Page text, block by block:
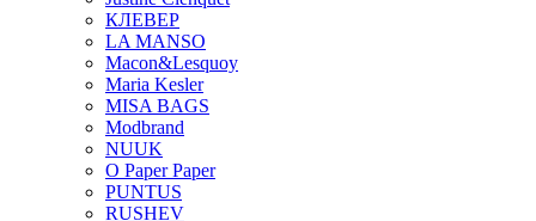
КЛЕВЕР
LA MANSO
Macon&Lesquoy
Maria Kesler
MISA BAGS
Modbrand
NUUK
O Paper Paper
PUNTUS
RUSHEV